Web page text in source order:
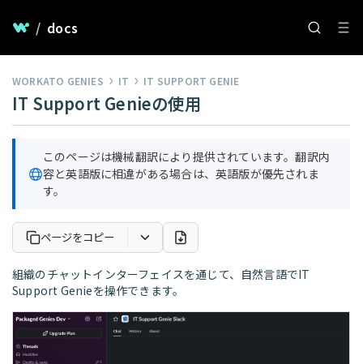
/ docs
WORKATO GENIES IT IT SUPPORT GENIE
IT Support Genieの使用
このページは機械翻訳により提供されています。翻訳内
容と英語版に相違がある場合は、英語版が優先されま
す。
ページをコピー
組織のチャットインターフェイスを通じて、自然言語でIT
Support Genieを操作できます。